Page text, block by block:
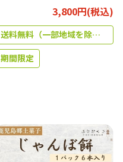
3,800円(税込)
送料無料（一部地域を除く）
期間限定